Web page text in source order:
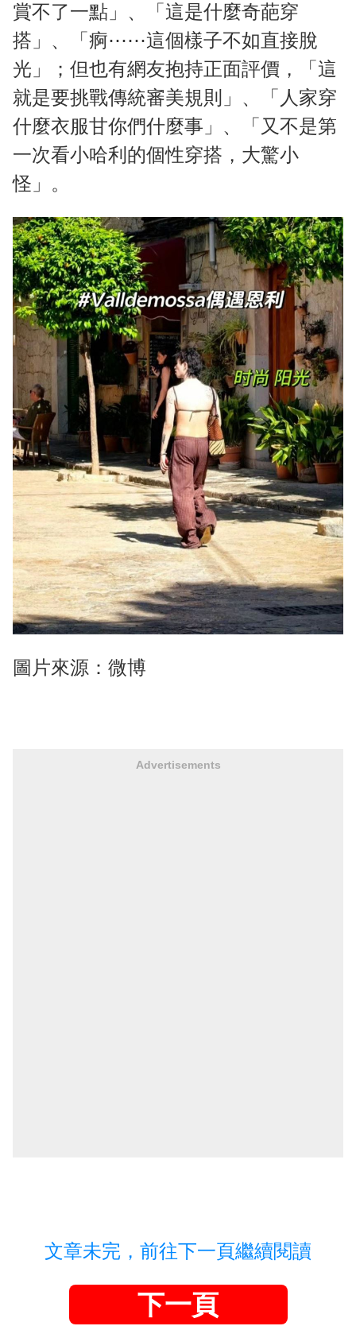
賞不了一點」、「這是什麼奇葩穿
搭」、「痾⋯⋯這個樣子不如直接脫
光」；但也有網友抱持正面評價，「這
就是要挑戰傳統審美規則」、「人家穿
什麼衣服甘你們什麼事」、「又不是第
一次看小哈利的個性穿搭，大驚小
怪」。
圖片來源：微博
Advertisements
文章未完，前往下一頁繼續閱讀
下一頁